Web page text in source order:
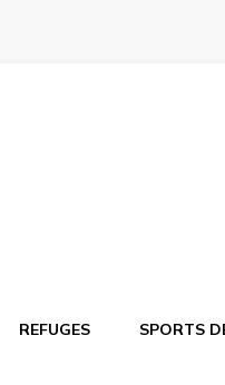
REFUGES SPORTS